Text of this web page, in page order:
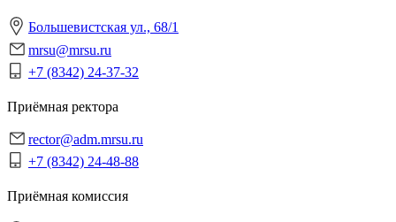
Большевистская ул., 68/1
mrsu@mrsu.ru
+7 (8342) 24-37-32
Приёмная ректора
rector@adm.mrsu.ru
+7 (8342) 24-48-88
Приёмная комиссия